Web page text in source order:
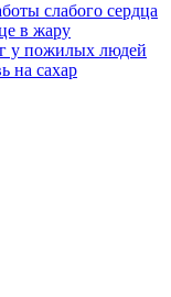
слабого сердца
в жару
у пожилых людей
на сахар